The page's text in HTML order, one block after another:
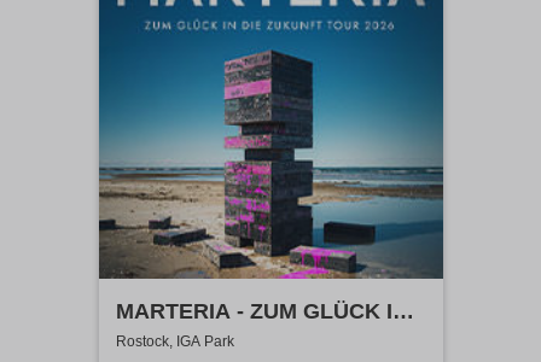
MARTERIA - ZUM GLÜCK IN
DIE ZUKUNFT TOUR 2026
Rostock, IGA Park